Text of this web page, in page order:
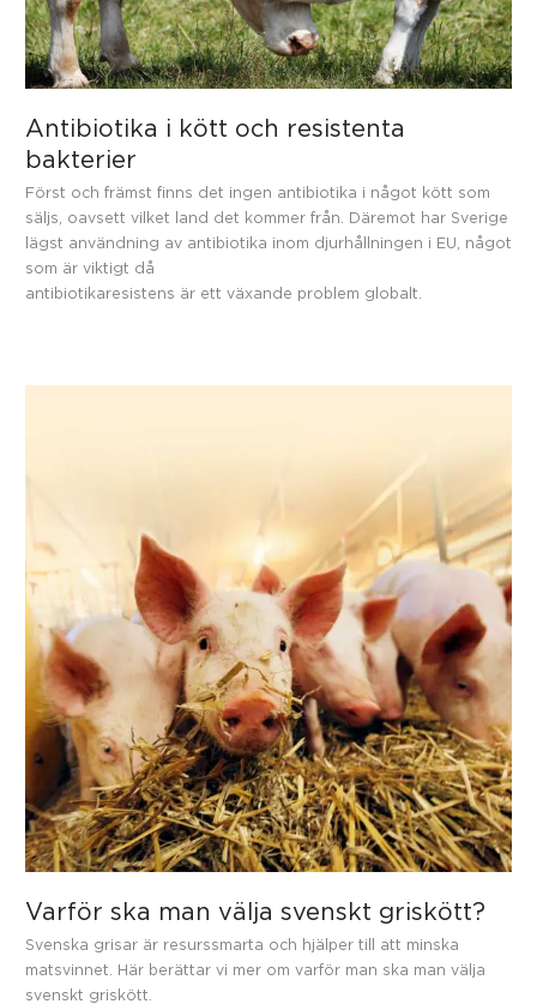
Antibiotika i kött och resistenta
bakterier
Först och främst finns det ingen antibiotika i något kött som
säljs, oavsett vilket land det kommer från. Däremot har Sverige
lägst användning av antibiotika inom djurhållningen i EU, något
som är viktigt då
antibiotikaresistens är ett växande problem globalt.
Varför ska man välja svenskt griskött?
Svenska grisar är resurssmarta och hjälper till att minska
matsvinnet. Här berättar vi mer om varför man ska man välja
svenskt griskött.